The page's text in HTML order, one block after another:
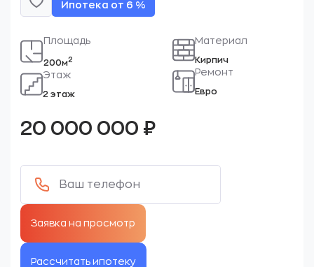
Ипотека от 6 %
Площадь
200м2
Этаж
2 этаж
Материал
Кирпич
Ремонт
Евро
20 000 000 ₽
Рассчитать ипотеку